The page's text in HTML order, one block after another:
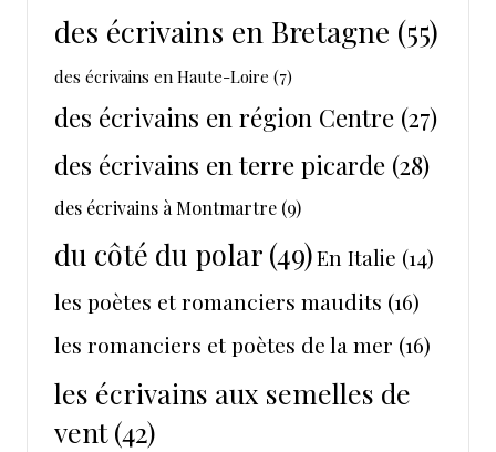
des écrivains en Bretagne (55)
des écrivains en Haute-Loire (7)
des écrivains en région Centre (27)
des écrivains en terre picarde (28)
des écrivains à Montmartre (9)
du côté du polar (49)En Italie (14)
les poètes et romanciers maudits (16)
les romanciers et poètes de la mer (16)
les écrivains aux semelles de
vent(42)